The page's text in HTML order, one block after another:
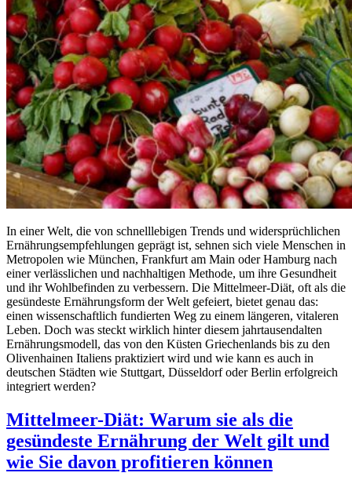
In einer Welt, die von schnelllebigen Trends und widersprüchlichen
Ernährungsempfehlungen geprägt ist, sehnen sich viele Menschen in
Metropolen wie München, Frankfurt am Main oder Hamburg nach
einer verlässlichen und nachhaltigen Methode, um ihre Gesundheit
und ihr Wohlbefinden zu verbessern. Die Mittelmeer-Diät, oft als die
gesündeste Ernährungsform der Welt gefeiert, bietet genau das:
einen wissenschaftlich fundierten Weg zu einem längeren, vitaleren
Leben. Doch was steckt wirklich hinter diesem jahrtausendalten
Ernährungsmodell, das von den Küsten Griechenlands bis zu den
Olivenhainen Italiens praktiziert wird und wie kann es auch in
deutschen Städten wie Stuttgart, Düsseldorf oder Berlin erfolgreich
integriert werden?
Mittelmeer-Diät: Warum sie als die
gesündeste Ernährung der Welt gilt und
wie Sie davon profitieren können